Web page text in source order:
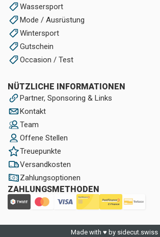
Wassersport
Mode / Ausrüstung
Wintersport
Gutschein
Occasion / Test
NÜTZLICHE INFORMATIONEN
Partner, Sponsoring & Links
Kontakt
Team
Offene Stellen
Treuepunkte
Versandkosten
Zahlungsoptionen
ZAHLUNGSMETHODEN
Made with ♥ by sidecut.swiss